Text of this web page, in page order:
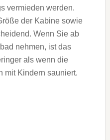
vermieden werden.
der Kabine sowie
Wenn Sie ab
nehmen, ist das
als wenn die
mit Kindern sauniert.